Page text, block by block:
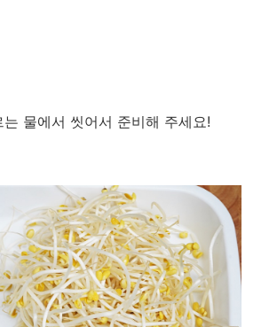
는 물에서 씻어서 준비해 주세요!